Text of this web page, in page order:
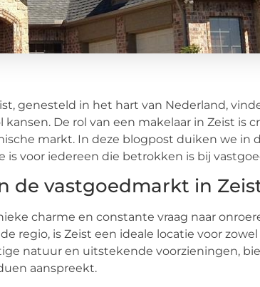
genesteld in het hart van Nederland,
De rol van een makelaar in Zeist is
markt. In deze blogpost duiken we in
is voor iedereen die betrokken is bij
de vastgoedmarkt in
charme en constante vraag naar
regio, is Zeist een ideale locatie voor
natuur en uitstekende voorzieningen,
aanspreekt.